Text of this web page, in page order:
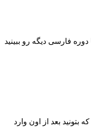
فارسی دیگه رو ببینید
بتونید بعد از اون وارد